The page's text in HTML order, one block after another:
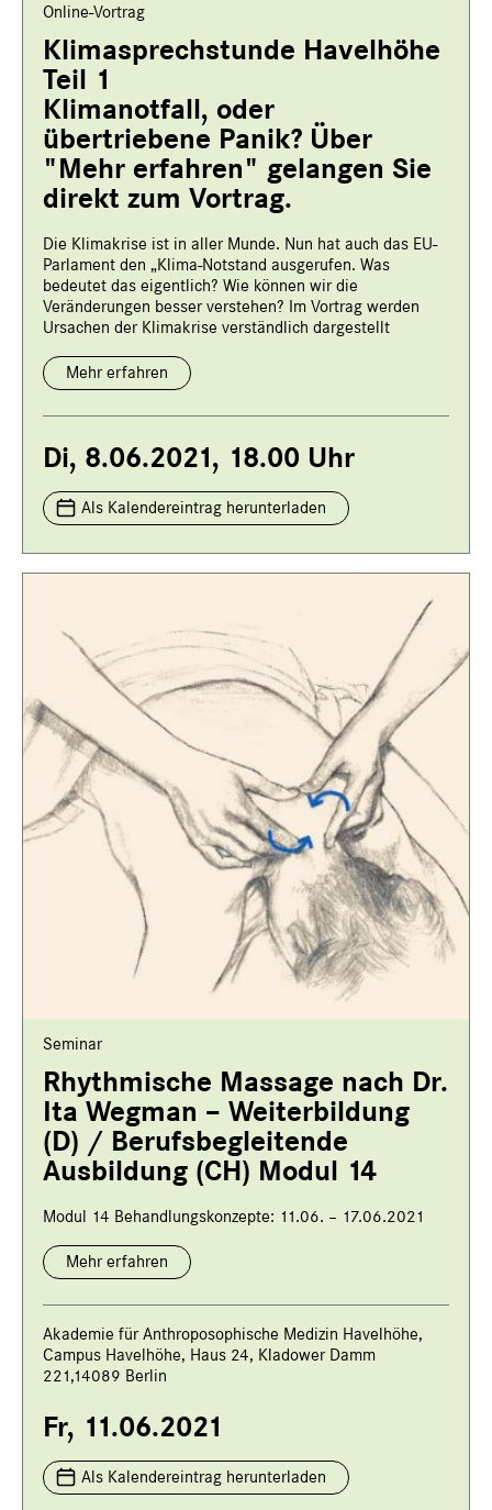
Online-Vortrag
Klimasprechstunde Havelhöhe
Teil 1
Klimanotfall, oder
übertriebene Panik? Über
"Mehr erfahren" gelangen Sie
direkt zum Vortrag.
Die Klimakrise ist in aller Munde. Nun hat auch das EU-
Parlament den „Klima-Notstand ausgerufen. Was
bedeutet das eigentlich? Wie können wir die
Veränderungen besser verstehen? Im Vortrag werden
Ursachen der Klimakrise verständlich dargestellt
Mehr erfahren
Di, 8.06.2021, 18.00 Uhr
Als Kalendereintrag herunterladen
Seminar
Rhythmische Massage nach Dr.
Ita Wegman – Weiterbildung
(D) / Berufsbegleitende
Ausbildung (CH) Modul 14
Modul 14 Behandlungskonzepte: 11.06. – 17.06.2021
Mehr erfahren
Akademie für Anthroposophische Medizin Havelhöhe,
Campus Havelhöhe, Haus 24, Kladower Damm
221,14089 Berlin
Fr, 11.06.2021
Als Kalendereintrag herunterladen